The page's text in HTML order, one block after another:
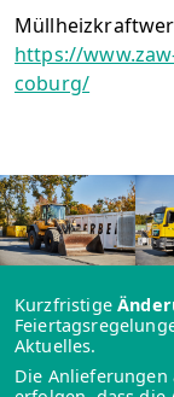
https://
coburg/
Kurzfristige
Aktuelles.
Die Anlieferungen